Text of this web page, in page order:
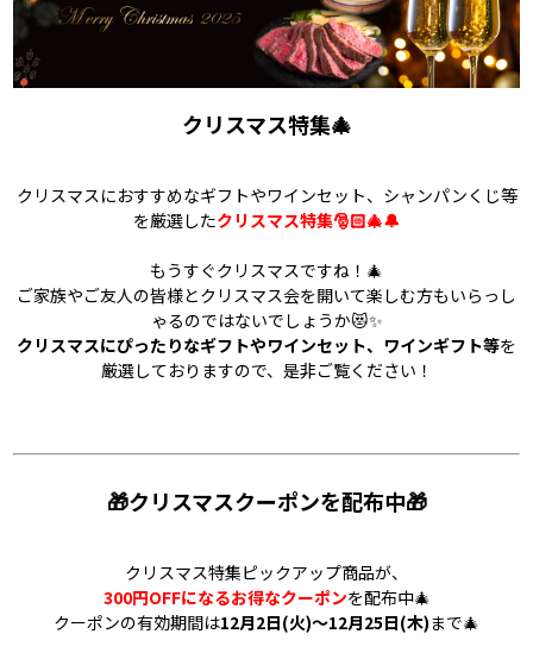
クリスマス特集🎄
クリスマスにおすすめなギフトやワインセット、シャンパンくじ等
を厳選したクリスマス特集🎅🏻🎄🔔
もうすぐクリスマスですね！🎄
ご家族やご友人の皆様とクリスマス会を開いて楽しむ方もいらっし
ゃるのではないでしょうか😻✨
クリスマスにぴったりなギフトやワインセット、ワインギフト等を
厳選しておりますので、是非ご覧ください！
🎁クリスマスクーポンを配布中🎁
クリスマス特集ピックアップ商品が、
300円OFFになるお得なクーポンを配布中🎄
クーポンの有効期間は12月2日(火)～12月25日(木)まで🎄